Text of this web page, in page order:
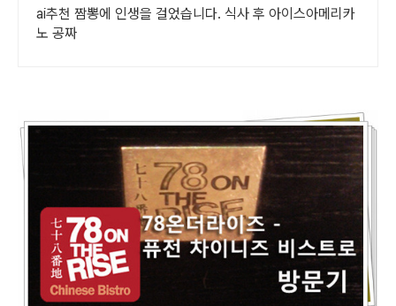
ai추천 짬뽕에 인생을 걸었습니다. 식사 후 아이스아메리카
노 공짜